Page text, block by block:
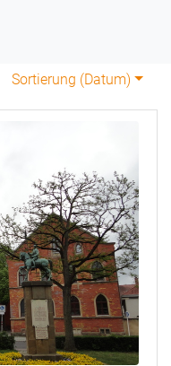
Sortierung (Datum)